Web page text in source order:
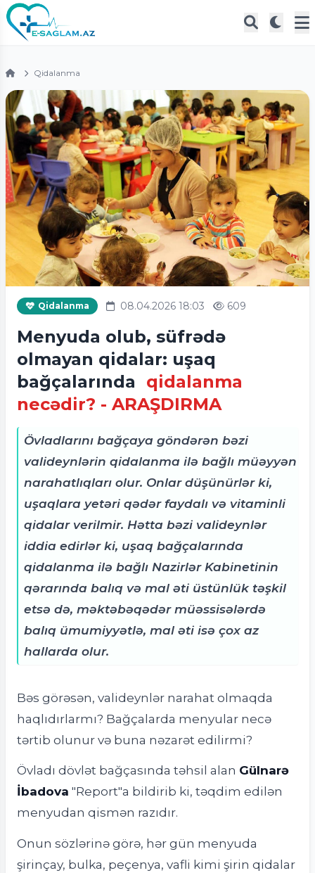
Qidalanma
Qidalanma 08.04.2026 18:03 609
Menyuda olub, süfrədə
olmayan qidalar: uşaq
bağçalarında
qidalanma
necədir? - ARAŞDIRMA
Övladlarını bağçaya göndərən bəzi
valideynlərin qidalanma ilə bağlı müəyyən
narahatlıqları olur. Onlar düşünürlər ki,
uşaqlara yetəri qədər faydalı və vitaminli
qidalar verilmir. Hətta bəzi valideynlər
iddia edirlər ki, uşaq bağçalarında
qidalanma ilə bağlı Nazirlər Kabinetinin
qərarında balıq və mal əti üstünlük təşkil
etsə də, məktəbəqədər müəssisələrdə
balıq ümumiyyətlə, mal əti isə çox az
hallarda olur.
Bəs görəsən, valideynlər narahat olmaqda
haqlıdırlarmı? Bağçalarda menyular necə
tərtib olunur və buna nəzarət edilirmi?
Övladı dövlət bağçasında təhsil alan Gülnarə
İbadova "Report"a bildirib ki, təqdim edilən
menyudan qismən razıdır.
Onun sözlərinə görə, hər gün menyuda
şirinçay, bulka, peçenya, vafli kimi şirin qidalar